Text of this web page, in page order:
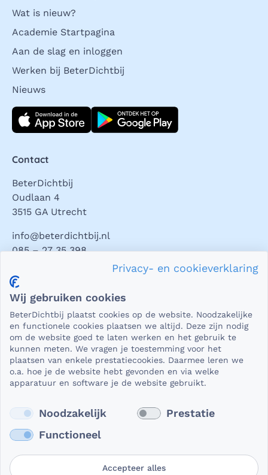
Wat is nieuw?
Academie Startpagina
Aan de slag en inloggen
Werken bij BeterDichtbij
Nieuws
Download direct
Contact
BeterDichtbij
Oudlaan 4
3515 GA Utrecht
info@beterdichtbij.nl
085 – 27 35 398
Privacy en veiligheid
essentieel dat die beveiligd worden uitgewisseld. En dat
die gegevens niet in verkeerde handen vallen. Daar kun je
op rekenen bij BeterDichtbij.
Lees verder
Privacy- en cookieverklaring
Wij gebruiken cookies
BeterDichtbij plaatst cookies op de website. Noodzakelijke
en functionele cookies plaatsen we altijd. Deze zijn nodig
om de website goed te laten werken en het gebruik te
kunnen meten. We vragen je toestemming voor het
plaatsen van enkele prestatiecookies. Daarmee leren we
o.a. hoe je de website hebt gevonden en via welke
apparatuur en software je de website gebruikt.
Noodzakelijk
Prestatie
Functioneel
Accepteer alles